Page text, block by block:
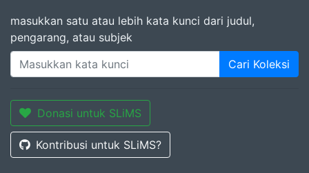
masukkan satu atau lebih kata kunci dari judul,
pengarang, atau subjek
Cari Koleksi
Donasi untuk SLiMS
Kontribusi untuk SLiMS?